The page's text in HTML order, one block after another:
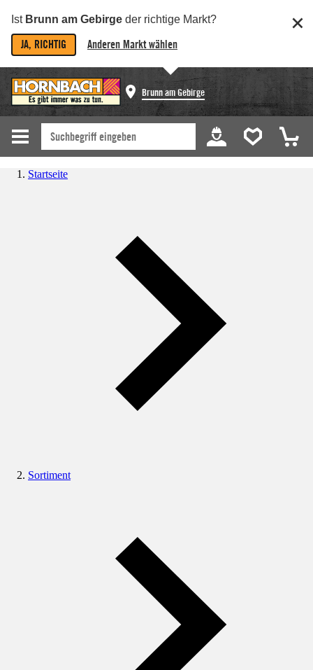
Ist Brunn am Gebirge der richtige Markt?
JA, RICHTIG Anderen Markt wählen
Brunn am Gebirge
Startseite
Sortiment